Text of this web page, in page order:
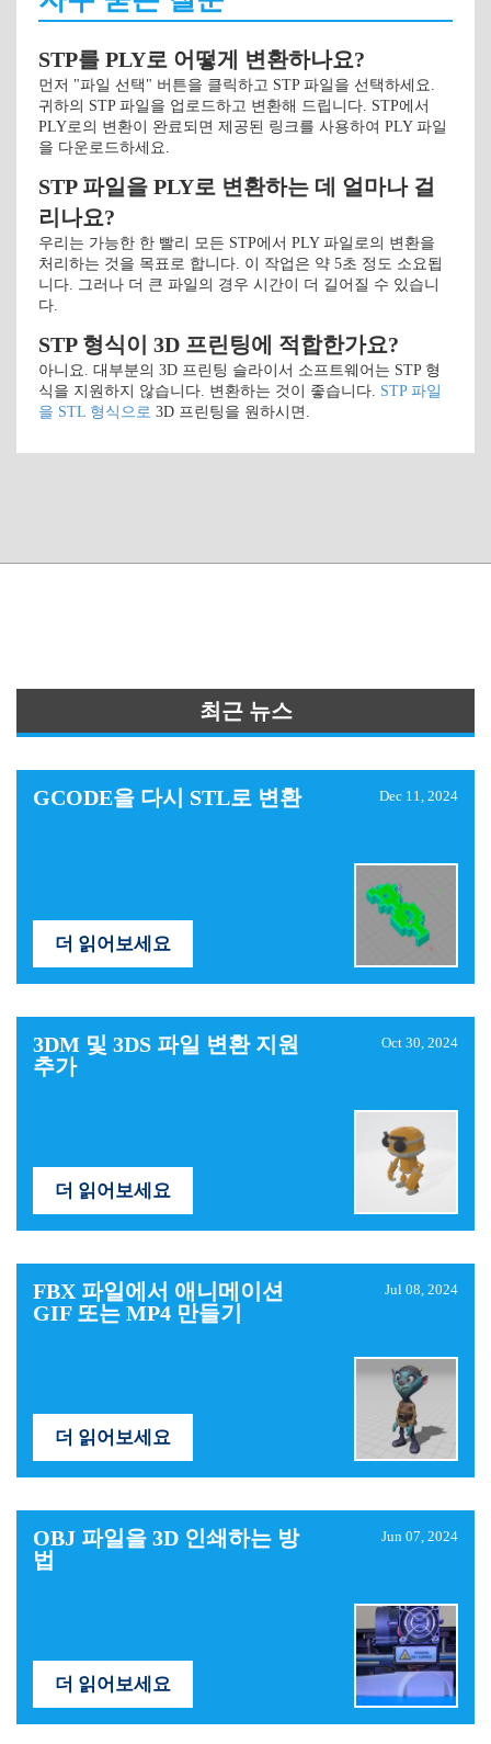
STP를 PLY로 어떻게 변환하나요?
먼저 "파일 선택" 버튼을 클릭하고 STP 파일을 선택하세요.
귀하의 STP 파일을 업로드하고 변환해 드립니다. STP에서
PLY로의 변환이 완료되면 제공된 링크를 사용하여 PLY 파일
을 다운로드하세요.
STP 파일을 PLY로 변환하는 데 얼마나 걸
리나요?
우리는 가능한 한 빨리 모든 STP에서 PLY 파일로의 변환을
처리하는 것을 목표로 합니다. 이 작업은 약 5초 정도 소요됩
니다. 그러나 더 큰 파일의 경우 시간이 더 길어질 수 있습니
다.
STP 형식이 3D 프린팅에 적합한가요?
아니요. 대부분의 3D 프린팅 슬라이서 소프트웨어는 STP 형
식을 지원하지 않습니다. 변환하는 것이 좋습니다. STP 파일
을 STL 형식으로 3D 프린팅을 원하시면.
최근 뉴스
GCODE을 다시 STL로 변환 Dec 11, 2024
더 읽어보세요
3DM 및 3DS 파일 변환 지원
추가
Oct 30, 2024
더 읽어보세요
FBX ​​파일에서 애니메이션
GIF 또는 MP4 만들기
Jul 08, 2024
더 읽어보세요
OBJ 파일을 3D 인쇄하는 방
법
Jun 07, 2024
더 읽어보세요